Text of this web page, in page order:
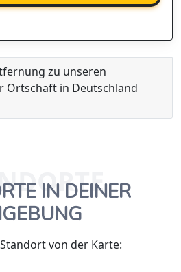
zu unseren
Ortschaft in Deutschland
IN DEINER
von der Karte: